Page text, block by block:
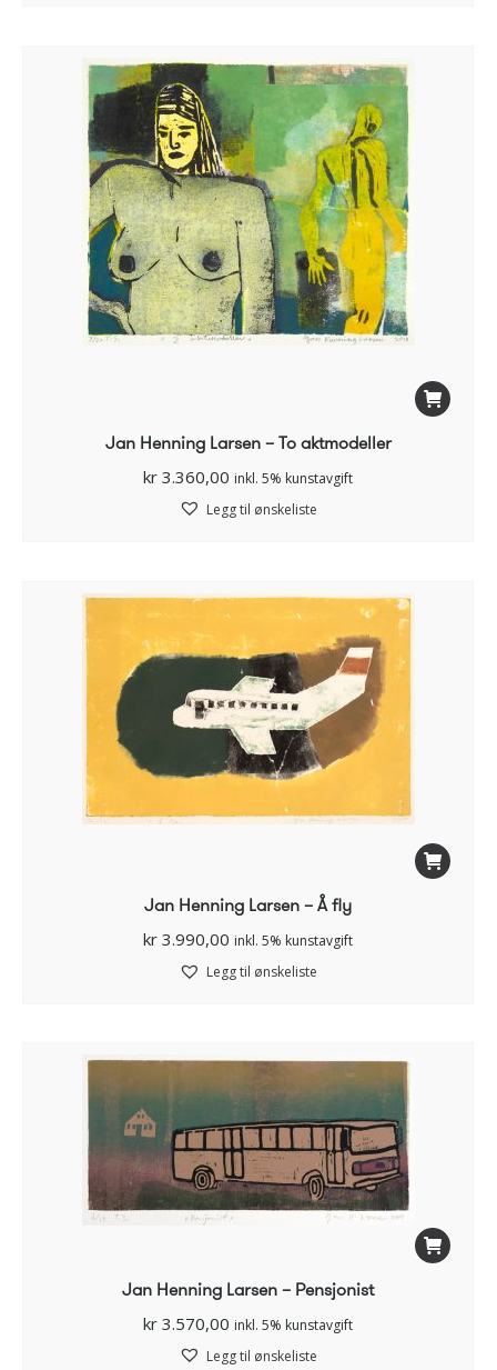
Jan Henning Larsen – To aktmodeller
kr 3.360,00 inkl. 5% kunstavgift
Legg til ønskeliste
Jan Henning Larsen – Å fly
kr 3.990,00 inkl. 5% kunstavgift
Legg til ønskeliste
Jan Henning Larsen – Pensjonist
kr 3.570,00 inkl. 5% kunstavgift
Legg til ønskeliste